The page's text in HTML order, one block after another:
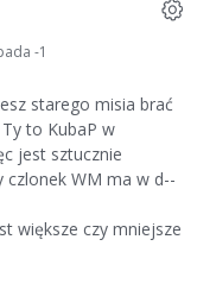
-1
starego misia brać
to KubaP w
jest sztucznie
WM ma w d--
większe czy mniejsze